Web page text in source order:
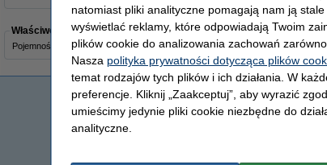
Właściwości
Pojemność: standard
natomiast pliki analityczne pomagają nam ją
wyświetlać reklamy, które odpowiadają Twoim
plików cookie do analizowania zachowań
Nasza polityka prywatności dotycząca plików
temat rodzajów tych plików i ich działania. W
preferencje. Kliknij „Zaakceptuj”, aby wyrazić
umieścimy jedynie pliki cookie niezbędne do
analityczne.